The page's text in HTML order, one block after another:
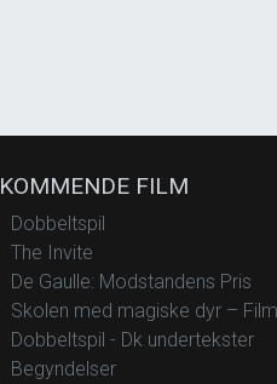
KOMMENDE FILM
Dobbeltspil
The Invite
De Gaulle: Modstandens Pris
Skolen med magiske dyr –
Dobbeltspil - Dk undertekster
Begyndelser